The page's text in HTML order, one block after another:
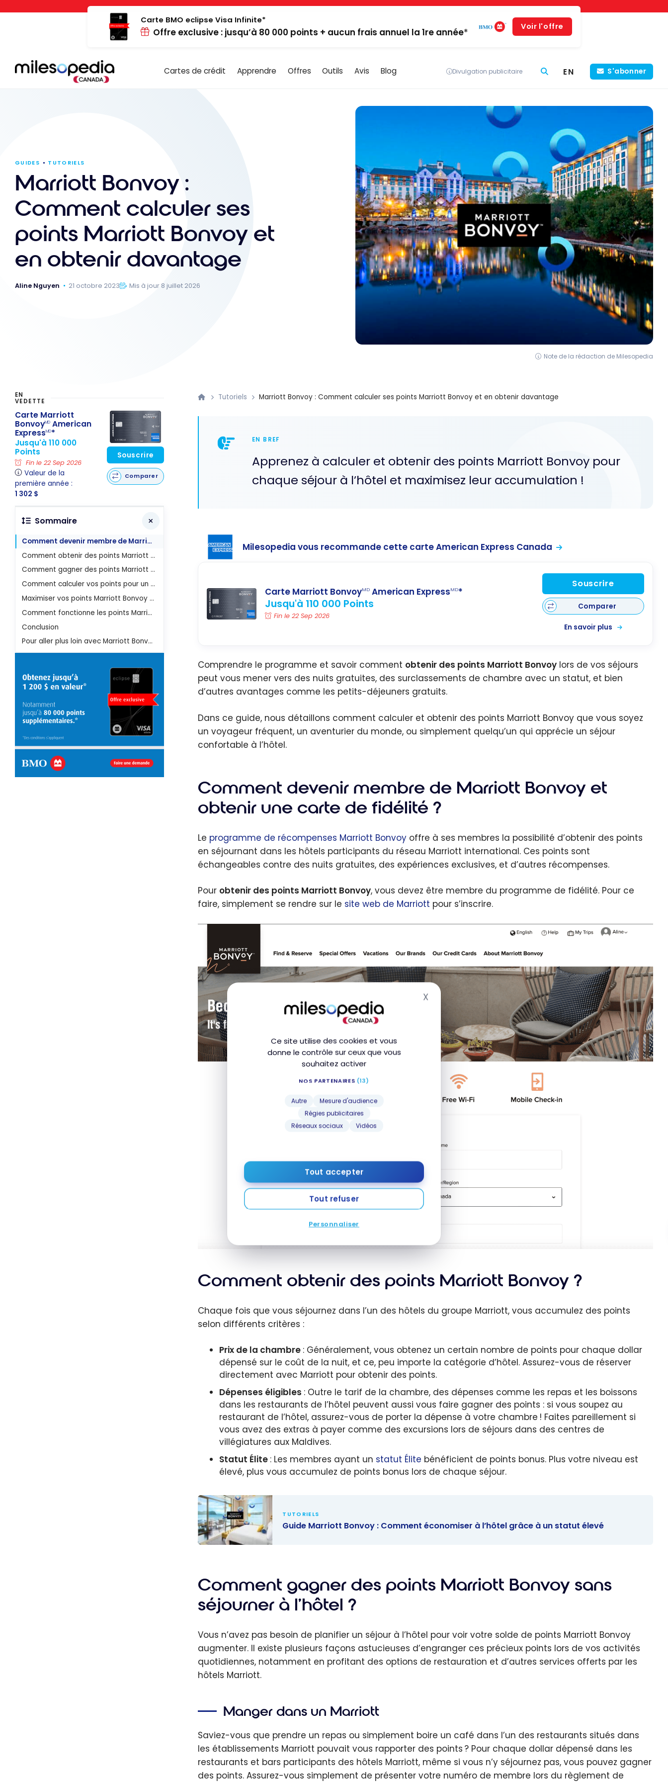
Panneau de gestion des cookies
Ce site utilise des cookies et vous
donne le contrôle sur ceux que vous
souhaitez activer
NOS PARTENAIRES (13)
Autre
Mesure d'audience
Régies publicitaires
Réseaux sociaux
Vidéos
Tout accepter
Tout refuser
Personnaliser
XMasquer le bandeau des cookies
Carte BMO eclipse Visa Infinite*
Offre exclusive : jusqu’à 80 000 points + aucun frais annuel la 1re année*
Voir l'offre
Cartes de crédit Apprendre Offres Outils Avis Blog Divulgation publicitaire EN S'abonner
GUIDES TUTORIELS
Marriott Bonvoy :
Comment calculer ses
points Marriott Bonvoy et
en obtenir davantage
Aline Nguyen 21 octobre 2023 Mis à jour 8 juillet 2026
Note de la rédaction de Milesopedia
Tutoriels Marriott Bonvoy : Comment calculer ses points Marriott Bonvoy et en obtenir davantage
EN BREF
Apprenez à calculer et obtenir des points Marriott Bonvoy pour
chaque séjour à l’hôtel et maximisez leur accumulation !
Milesopedia vous recommande cette carte American Express Canada
Carte Marriott BonvoyMD American ExpressMD*
Jusqu'à 110 000 Points
Fin le 22 Sep 2026
Souscrire
Comparer
En savoir plus
Comprendre le programme et savoir comment obtenir des points Marriott Bonvoy lors de vos séjours
peut vous mener vers des nuits gratuites, des surclassements de chambre avec un statut, et bien
d’autres avantages comme les petits-déjeuners gratuits.
Dans ce guide, nous détaillons comment calculer et obtenir des points Marriott Bonvoy que vous soyez
un voyageur fréquent, un aventurier du monde, ou simplement quelqu’un qui apprécie un séjour
confortable à l’hôtel.
Comment devenir membre de Marriott Bonvoy et
obtenir une carte de fidélité ?
Le programme de récompenses Marriott Bonvoy offre à ses membres la possibilité d’obtenir des points
en séjournant dans les hôtels participants du réseau Marriott international. Ces points sont
échangeables contre des nuits gratuites, des expériences exclusives, et d’autres récompenses.
Pour obtenir des points Marriott Bonvoy, vous devez être membre du programme de fidélité. Pour ce
faire, simplement se rendre sur le site web de Marriott pour s’inscrire.
Comment obtenir des points Marriott Bonvoy ?
Chaque fois que vous séjournez dans l’un des hôtels du groupe Marriott, vous accumulez des points
selon différents critères :
Prix de la chambre : Généralement, vous obtenez un certain nombre de points pour chaque dollar
dépensé sur le coût de la nuit, et ce, peu importe la catégorie d’hôtel. Assurez-vous de réserver
directement avec Marriott pour obtenir des points.
Dépenses éligibles : Outre le tarif de la chambre, des dépenses comme les repas et les boissons
dans les restaurants de l’hôtel peuvent aussi vous faire gagner des points : si vous soupez au
restaurant de l’hôtel, assurez-vous de porter la dépense à votre chambre ! Faites pareillement si
vous avez des extras à payer comme des excursions lors de séjours dans des centres de
villégiatures aux Maldives.
Statut Élite : Les membres ayant un statut Élite bénéficient de points bonus. Plus votre niveau est
élevé, plus vous accumulez de points bonus lors de chaque séjour.
Comment
économiser à
l’hôtel grâce à
TUTORIELS
Guide Marriott Bonvoy : Comment économiser à l’hôtel grâce à un statut élevé
Comment gagner des points Marriott Bonvoy sans
séjourner à l’hôtel ?
Vous n’avez pas besoin de planifier un séjour à l’hôtel pour voir votre solde de points Marriott Bonvoy
augmenter. Il existe plusieurs façons astucieuses d’engranger ces précieux points lors de vos activités
quotidiennes, notamment en profitant des options de restauration et d’autres services offerts par les
hôtels Marriott.
Manger dans un Marriott
Saviez-vous que prendre un repas ou simplement boire un café dans l’un des restaurants situés dans
les établissements Marriott pouvait vous rapporter des points ? Pour chaque dollar dépensé dans les
restaurants et bars participants des hôtels Marriott, même si vous n’y séjournez pas, vous pouvez gagner
des points. Assurez-vous simplement de présenter votre numéro de membre lors du règlement de
EN
VEDETTE
Carte Marriott
BonvoyMD American
ExpressMD*
Jusqu'à 110 000
Points
Fin le 22 Sep 2026
Valeur de la
première année :
1 302 $
Souscrire
Comparer
Sommaire
Comment devenir membre de Marriott Bonvoy et obtenir une carte de fidélité ?
Comment obtenir des points Marriott Bonvoy ?
Comment gagner des points Marriott Bonvoy sans séjourner à l’hôtel ?
Comment calculer vos points pour un séjour à l’hôtel ?
Maximiser vos points Marriott Bonvoy avec ces astuces
Comment fonctionne les points Marriott Bonvoy et comment les échanger de façon optimale ?
Conclusion
Pour aller plus loin avec Marriott Bonvoy